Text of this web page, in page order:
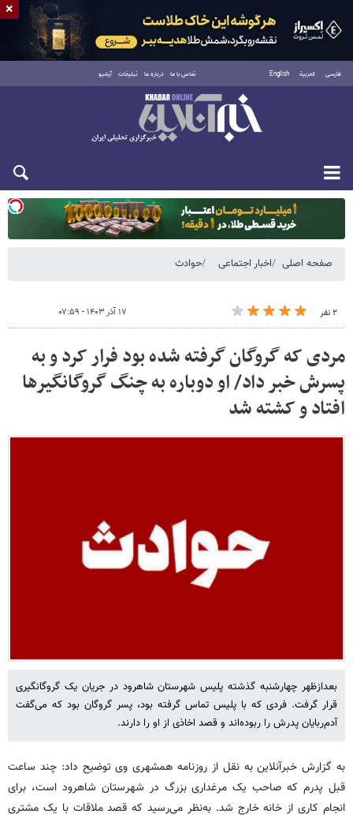
فارسی العربية English تماس با ما درباره ما تبلیغات آرشیو
یکشنبه ۱۸ مرداد ۱۴۰۵
صفحه اصلی اخبار اجتماعی حوادث
۲ نفر ۱۷ آذر ۱۴۰۳ - ۰۷:۵۹
مردی که گروگان گرفته شده بود فرار کرد و به
پسرش خبر داد/ او دوباره به چنگ گروگانگیرها
افتاد و کشته شد
بعدازظهر چهارشنبه گذشته پلیس شهرستان شاهرود در جریان یک گروگانگیری
قرار گرفت. فردی که با پلیس تماس گرفته بود، پسر گروگان بود که می‌گفت
آدم‌ربایان پدرش را ربوده‌اند و قصد اخاذی از او را دارند.
به گزارش خبرآنلاین به نقل از روزنامه همشهری وی توضیح داد: چند ساعت
قبل پدرم که صاحب یک مرغداری بزرگ در شهرستان شاهرود است، برای
انجام کاری از خانه خارج شد. به‌نظر می‌رسید که قصد ملاقات با یک مشتری
×